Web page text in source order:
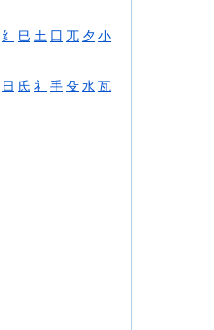
纟 巳 土 囗 兀 夕 小
日 氏 礻 手 殳 水 瓦